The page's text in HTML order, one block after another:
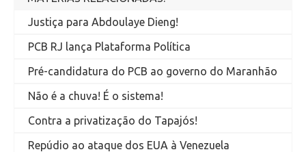
Justiça para Abdoulaye Dieng!
PCB RJ lança Plataforma Política
Pré-candidatura do PCB ao governo do Maranhão
Não é a chuva! É o sistema!
Contra a privatização do Tapajós!
Repúdio ao ataque dos EUA à Venezuela